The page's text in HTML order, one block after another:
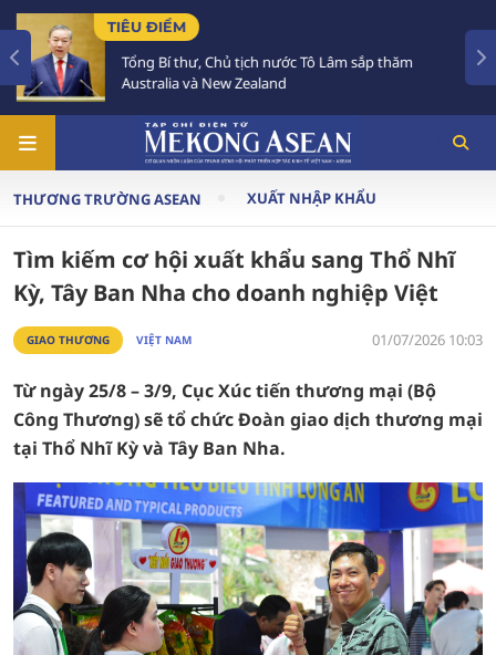
TIÊU ĐIỂM
Tổng Bí thư, Chủ tịch nước Tô Lâm sắp thăm
Australia và New Zealand
THƯƠNG TRƯỜNG ASEAN XUẤT NHẬP KHẨU
Tìm kiếm cơ hội xuất khẩu sang Thổ Nhĩ
Kỳ, Tây Ban Nha cho doanh nghiệp Việt
GIAO THƯƠNG VIỆT NAM 01/07/2026 10:03
Từ ngày 25/8 – 3/9, Cục Xúc tiến thương mại (Bộ
Công Thương) sẽ tổ chức Đoàn giao dịch thương mại
tại Thổ Nhĩ Kỳ và Tây Ban Nha.